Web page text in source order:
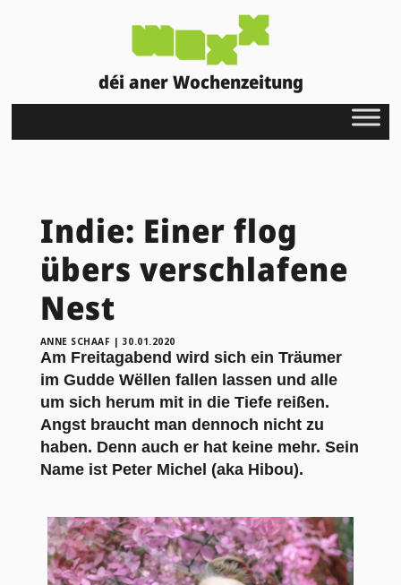
déi aner Wochenzeitung
Indie: Einer flog
übers verschlafene
Nest
ANNE SCHAAF | 30.01.2020
Am Freitagabend wird sich ein Träumer
im Gudde Wëllen fallen lassen und alle
um sich herum mit in die Tiefe reißen.
Angst braucht man dennoch nicht zu
haben. Denn auch er hat keine mehr. Sein
Name ist Peter Michel (aka Hibou).